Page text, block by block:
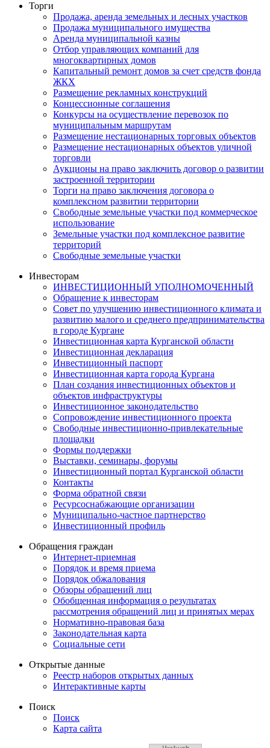
Торги
Продажа, аренда земельных и лесных участков
Продажа муниципального имущества
Аренда муниципальной казны
Отбор управляющих компаний для
многоквартирных домов
Капитальный ремонт домов за счет средств фонда
ЖКХ
Размещение рекламных конструкций
Концессионные соглашения
Конкурсы на осуществление перевозок по
муниципальным маршрутам
Размещение нестационарных торговых объектов
Размещение нестационарных объектов уличной
торговли
Аукционы на право заключить договор о развитии
застроенной территории
Торги на право заключения договора о
комплексном развитии территории
Свободные земельные участки под коммерческое
использование
Земельные участки под комплексное развитие
территорий
Свободные земельные участки
Инвесторам
ИНВЕСТИЦИОННЫЙ УПОЛНОМОЧЕННЫЙ
Обращение к инвесторам
Совет по улучшению инвестиционного климата и
развитию малого и среднего предпринимательства
в городе Кургане
Инвестиционная карта Курганской области
Инвестиционная декларация
Инвестиционный паспорт
Инвестиционная карта города Кургана
План создания инвестиционных объектов и
объектов инфраструктуры
Инвестиционное законодательство
Сопровождение инвестиционного проекта
Свободные инвестиционно-привлекательные
площадки
Формы поддержки
Выставки, семинары, форумы
Инвестиционный портал Курганской области
Контакты
Форма обратной связи
Ресурсоснабжающие организации
Муниципально-частное партнерство
Инвестиционный профиль
Обращения граждан
Интернет-приемная
Порядок и время приема
Порядок обжалования
Обзоры обращений лиц
Обобщенная информация о результатах
рассмотрения обращений лиц и принятых мерах
Нормативно-правовая база
Законодательная карта
Социальные сети
Открытые данные
Реестр наборов открытых данных
Интерактивные карты
Поиск
Поиск
Карта сайта